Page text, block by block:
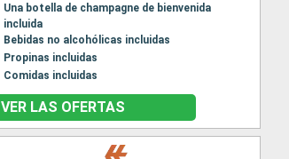
Una botella de champagne de bienvenida
incluida
Bebidas no alcohólicas incluidas
Propinas incluidas
Comidas incluidas
VER LAS OFERTAS